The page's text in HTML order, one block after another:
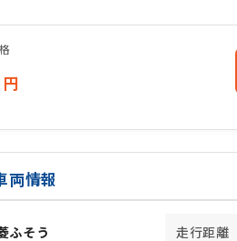
円
両情報
ふそう 走行距離